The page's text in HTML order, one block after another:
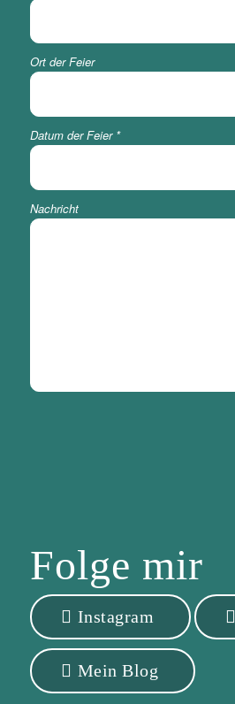
Ort der Feier
Datum der Feier *
Nachricht
Folge mir
Instagram
Mein Blog